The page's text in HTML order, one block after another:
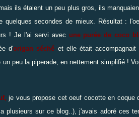
ils étaient un peu plus gros, ils
quelques secondes de mieux. Résultat :
! Je l'ai servi avec une purée de coco
d'origan séché et elle était accompagnait
un peu la piperade, en nettement simplifié !
je vous propose cet oeuf cocotte en coque
plusieurs sur ce blog..), j'avais adoré ces